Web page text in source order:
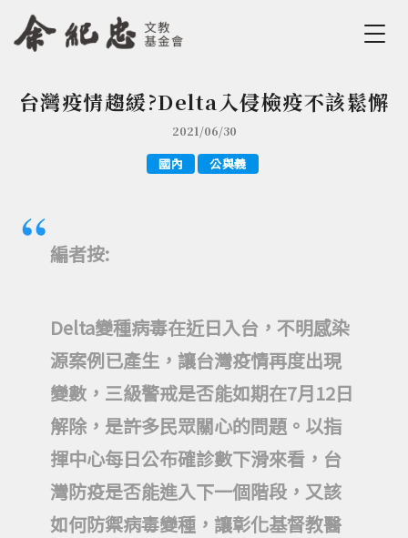
Jump to Navigation
Jump to Main content
您在這裡
台灣疫情趨緩?Delta入侵檢疫不該鬆懈
2021/06/30
國內 公與義
編者按:
Delta變種病毒在近日入台，不明感染
源案例已產生，讓台灣疫情再度出現
變數，三級警戒是否能如期在7月12日
解除，是許多民眾關心的問題。以指
揮中心每日公布確診數下滑來看，台
灣防疫是否能進入下一個階段，又該
如何防禦病毒變種，讓彰化基督教醫